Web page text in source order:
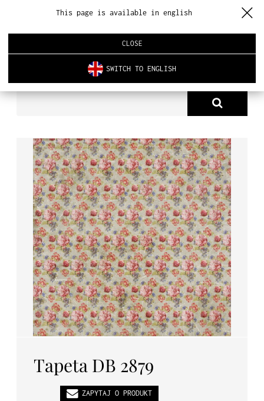
O NAS
NOWOŚCI
ARCHITEKTURA WNĘTRZ
REALIZACJE
AKTUALNOŚCI
PL EN DE
TAPETA DB 2879
Tapeta DB 2879
ZAPYTAJ O PRODUKT
This page is available in english
CLOSE
SWITCH TO ENGLISH